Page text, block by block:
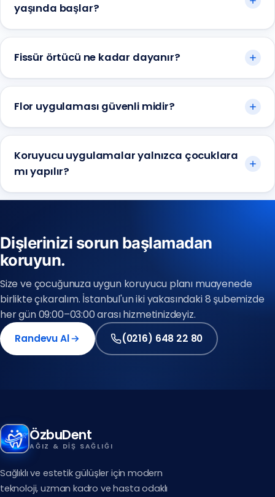
yaşında başlar?
Fissür örtücü ne kadar dayanır?
Flor uygulaması güvenli midir?
Koruyucu uygulamalar yalnızca çocuklara
mı yapılır?
Dişlerinizi sorun başlamadan
koruyun.
Size ve çocuğunuza uygun koruyucu planı muayenede
birlikte çıkaralım. İstanbul'un iki yakasındaki 8 şubemizde
her gün 09:00–03:00 arası hizmetinizdeyiz.
Randevu Al
(0216) 648 22 80
Anadolu Yakası
Avrupa Yakası
(0212) 909 88 80
ÖzbuDent
AĞIZ & DIŞ SAĞLIĞI
Sağlıklı ve estetik gülüşler için modern
teknoloji, uzman kadro ve hasta odaklı